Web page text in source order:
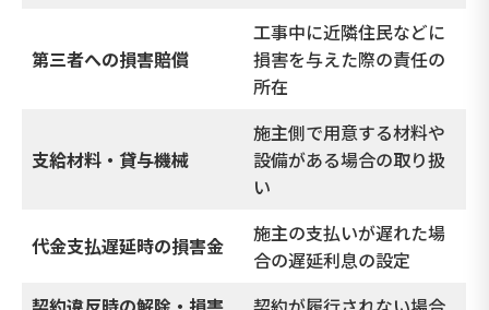
第三者への損害賠償
工事中に近隣住民などに
損害を与えた際の責任の
所在
支給材料・貸与機械
施主側で用意する材料や
設備がある場合の取り扱
い
代金支払遅延時の損害金
施主の支払いが遅れた場
合の遅延利息の設定